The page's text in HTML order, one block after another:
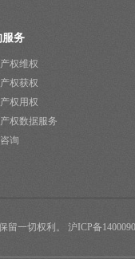
服务
权维权
权获权
权用权
权数据服务
询
一切权利。 沪ICP备